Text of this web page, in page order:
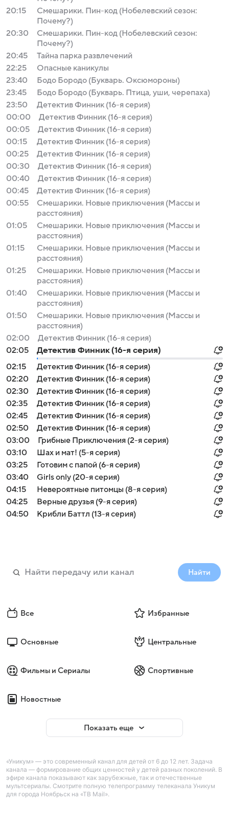
20:15
Смешарики. Пин-код (Нобелевский сезон:
Почему?)
20:30
Смешарики. Пин-код (Нобелевский сезон:
Почему?)
20:45
Тайна парка развлечений
22:25
Опасные каникулы
23:40
Бодо Бородо (Букварь. Оксюмороны)
23:45
Бодо Бородо (Букварь. Птица, уши, черепаха)
23:50
Детектив Финник (16-я серия)
00:00
Детектив Финник (16-я серия)
00:05
Детектив Финник (16-я серия)
00:15
Детектив Финник (16-я серия)
00:25
Детектив Финник (16-я серия)
00:30
Детектив Финник (16-я серия)
00:40
Детектив Финник (16-я серия)
00:45
Детектив Финник (16-я серия)
00:55
Смешарики. Новые приключения (Массы и
расстояния)
01:05
Смешарики. Новые приключения (Массы и
расстояния)
01:15
Смешарики. Новые приключения (Массы и
расстояния)
01:25
Смешарики. Новые приключения (Массы и
расстояния)
01:40
Смешарики. Новые приключения (Массы и
расстояния)
01:50
Смешарики. Новые приключения (Массы и
расстояния)
02:00
Детектив Финник (16-я серия)
02:05
Детектив Финник (16-я серия)
02:15
Детектив Финник (16-я серия)
02:20
Детектив Финник (16-я серия)
02:30
Детектив Финник (16-я серия)
02:35
Детектив Финник (16-я серия)
02:45
Детектив Финник (16-я серия)
02:50
Детектив Финник (16-я серия)
03:00
Грибные Приключения (2-я серия)
03:10
Шах и мат! (5-я серия)
03:25
Готовим с папой (6-я серия)
03:40
Girls only (20-я серия)
04:15
Невероятные питомцы (8-я серия)
04:25
Верные друзья (9-я серия)
04:50
Крибли Баттл (13-я серия)
Найти
Все Избранные
Основные Центральные
Фильмы и Сериалы Спортивные
Новостные
Показать еще
«Уникум» — это современный канал для детей от 6 до 12 лет. Задача
канала — формирование общих ценностей у детей разных поколений. В
эфире канала показывают как зарубежные, так и отечественные
мультсериалы. Смотрите полную телепрограмму телеканала Уникум
для города Ноябрьск на «ТВ Mail».